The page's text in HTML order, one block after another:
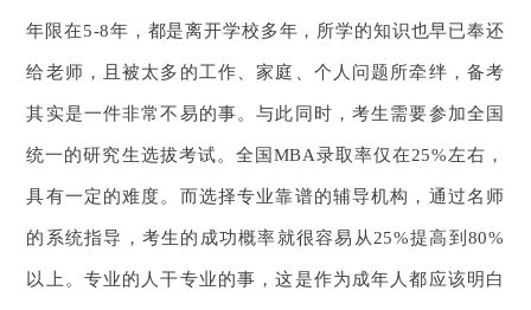
年限在5-8年，都是离开学校多年，所学的知识也早已奉还
给老师，且被太多的工作、家庭、个人问题所牵绊，备考
其实是一件非常不易的事。与此同时，考生需要参加全国
统一的研究生选拔考试。全国MBA录取率仅在25%左右，
具有一定的难度。而选择专业靠谱的辅导机构，通过名师
的系统指导，考生的成功概率就很容易从25%提高到80%
以上。专业的人干专业的事，这是作为成年人都应该明白